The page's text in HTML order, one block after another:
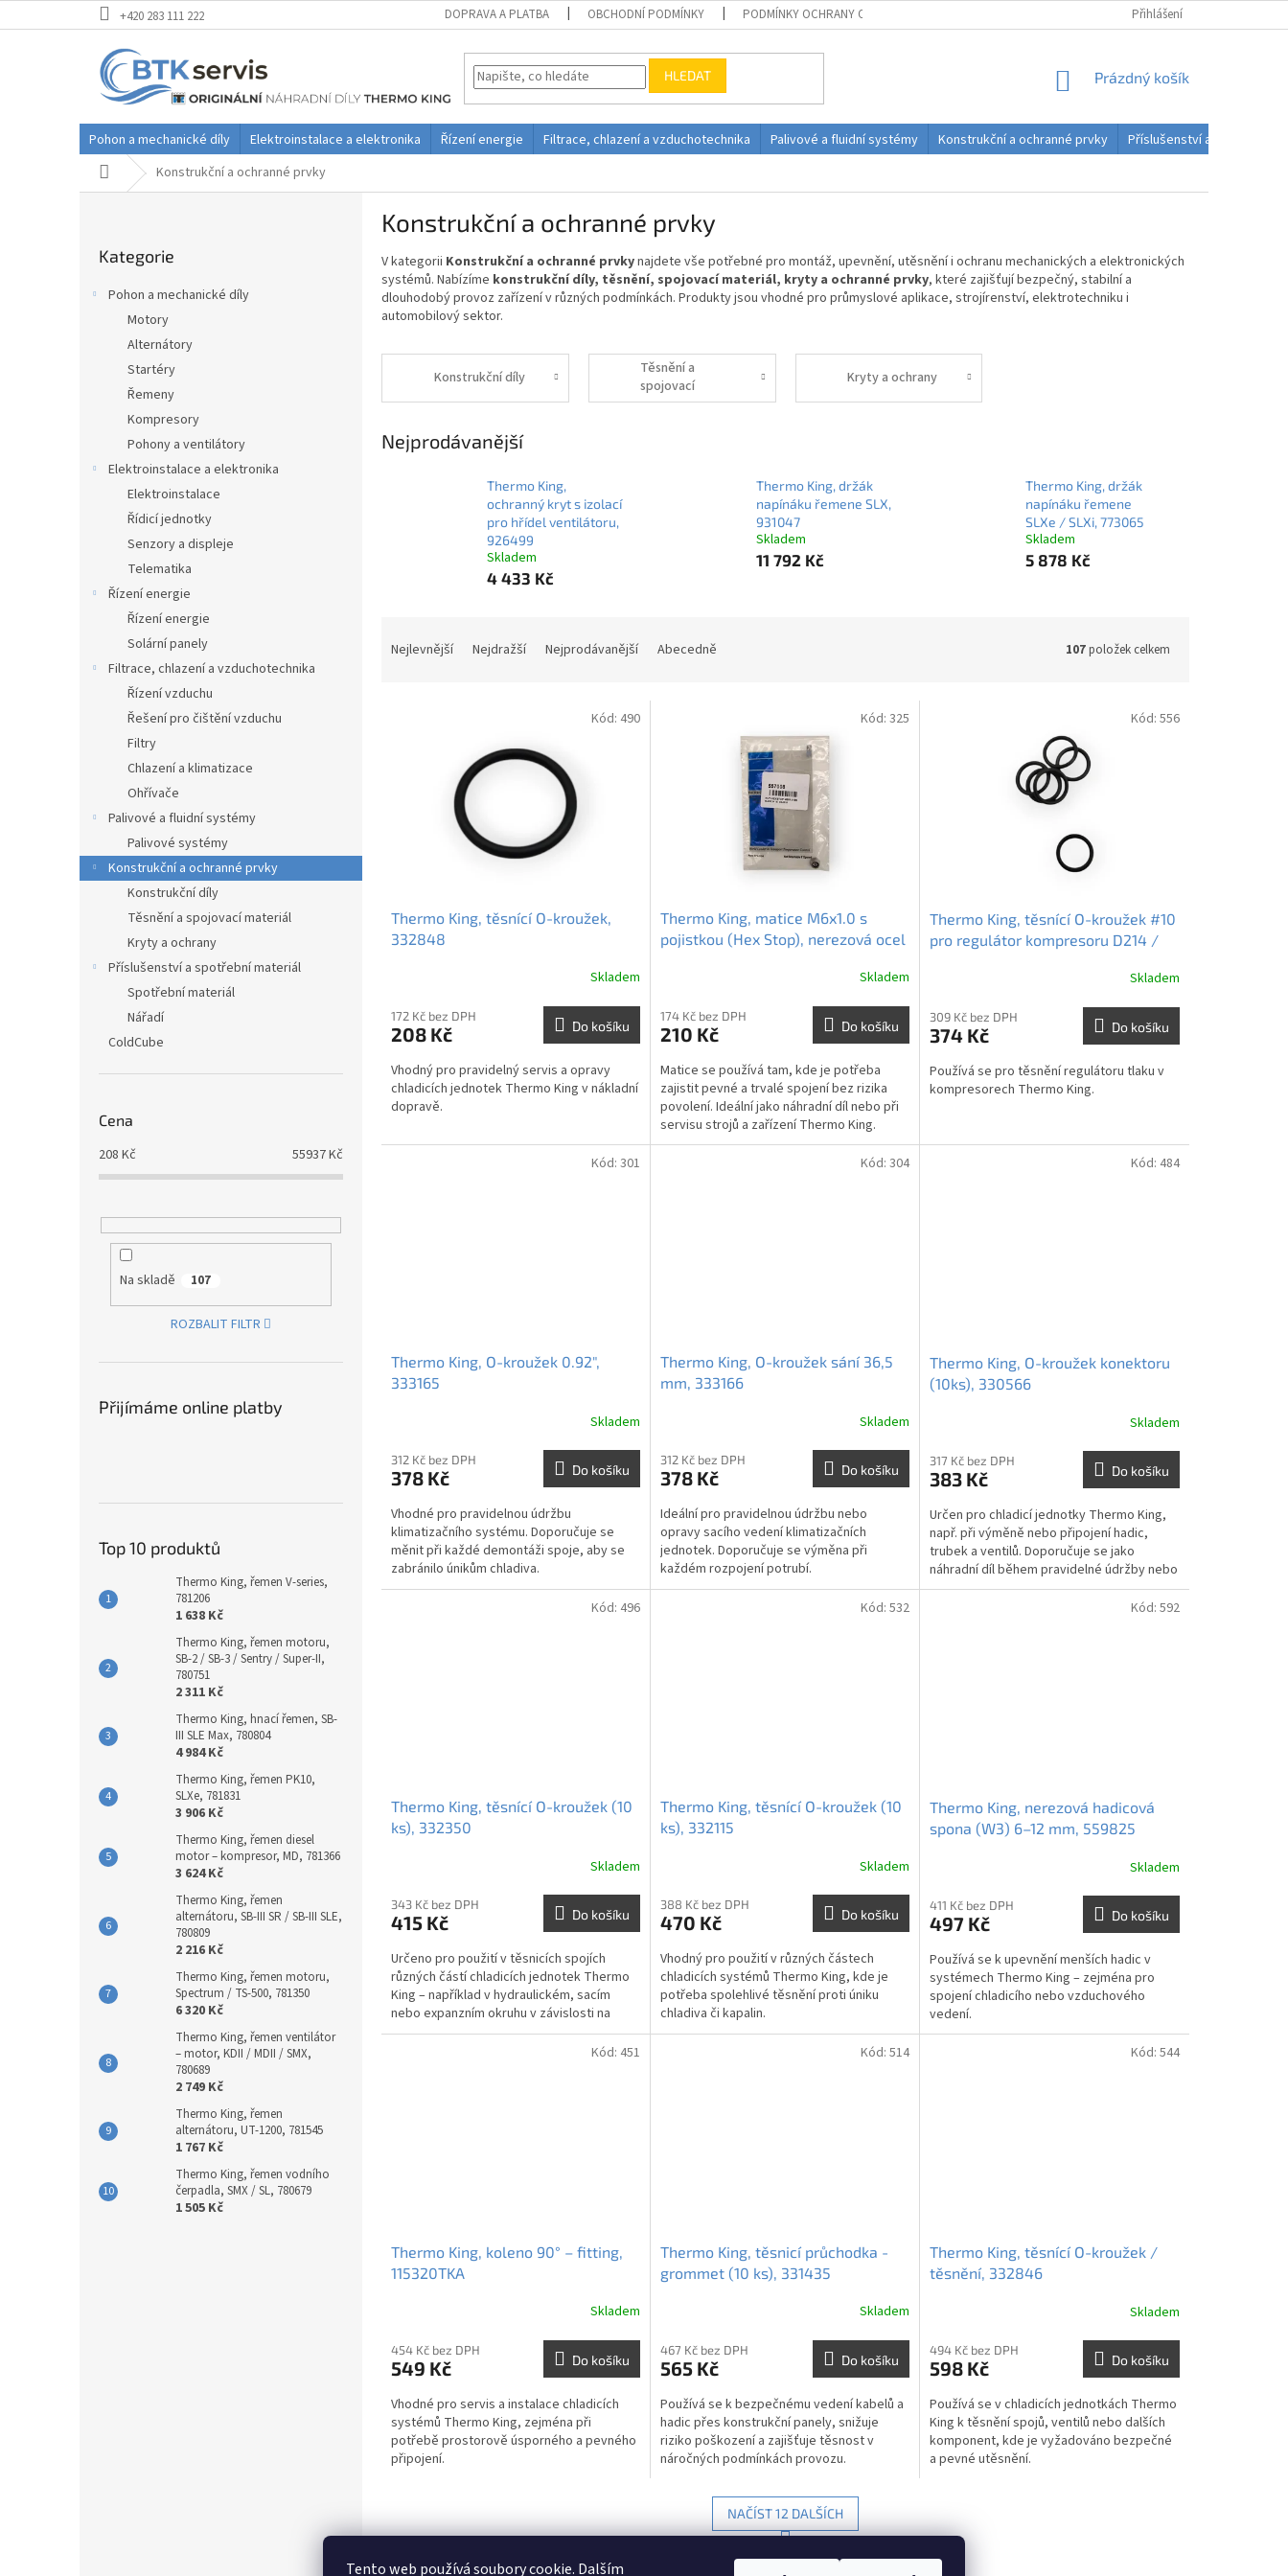
Tento web používá soubory cookie. Dalším
na
+420 283 111 222 DOPRAVA A PLATBA OBCHODNÍ PODMÍNKY PODMÍNKY OCHRANY OSOBNÍCH ÚDAJŮ PODMÍNKY ODSTOUPENÍ OD SMLOUVY DO 14 DNŮ
Přihlášení
HLEDAT
NÁKUPNÍ
Prázdný košík
Pohon a mechanické díly Elektroinstalace a elektronika Řízení energie Filtrace, chlazení a vzduchotechnika Palivové a fluidní systémy Konstrukční a ochranné prvky
Příslušenství a spotřební
Domů Konstrukční a ochranné prvky
kategorie
Kategorie
Pohon a mechanické díly
Motory
Alternátory
Startéry
Řemeny
Kompresory
Pohony a ventilátory
Elektroinstalace a elektronika
Elektroinstalace
Řídicí jednotky
Senzory a displeje
Telematika
Řízení energie
Řízení energie
Solární panely
Filtrace, chlazení a vzduchotechnika
Řízení vzduchu
Řešení pro čištění vzduchu
Filtry
Chlazení a klimatizace
Ohřívače
Palivové a fluidní systémy
Palivové systémy
Konstrukční a ochranné prvky
Konstrukční díly
Těsnění a spojovací materiál
Kryty a ochrany
Příslušenství a spotřební materiál
Spotřební materiál
Nářadí
ColdCube
Cena
208 Kč 55937Kč
Na skladě 107
ROZBALIT FILTR
Přijímáme online platby
Top 10 produktů
Thermo King, řemen V-series,
781206
1 638 Kč
Thermo King, řemen motoru,
SB-2 / SB-3 / Sentry / Super-II,
780751
2 311 Kč
Thermo King, hnací řemen, SB-
III SLE Max, 780804
4 984 Kč
Thermo King, řemen PK10,
SLXe, 781831
3 906 Kč
Thermo King, řemen diesel
motor – kompresor, MD, 781366
3 624 Kč
Thermo King, řemen
alternátoru, SB-III SR / SB-III SLE,
780809
2 216 Kč
Thermo King, řemen motoru,
Spectrum / TS-500, 781350
6 320 Kč
Thermo King, řemen ventilátor
– motor, KDII / MDII / SMX,
780689
2 749 Kč
Thermo King, řemen
alternátoru, UT-1200, 781545
1 767 Kč
Thermo King, řemen vodního
čerpadla, SMX / SL, 780679
1 505 Kč
Konstrukční a ochranné prvky
Vkategorii Konstrukčnía ochranné prvkynajdete vše potřebné pro montáž, upevnění, utěsněníi ochranu mechanických a elektronických
systémů. Nabízíme konstrukčnídíly, těsnění, spojovacímateriál, kryty a ochranné prvky, které zajišťujíbezpečný, stabilnía
dlouhodobýprovoz zařízenívrůzných podmínkách. Produktyjsou vhodné pro průmyslové aplikace, strojírenství, elektrotechniku i
automobilovýsektor.
Konstrukční díly
Těsnění a
spojovací
materiál
Kryty a ochrany
Nejprodávanější
Thermo King,
ochranný kryt s izolací
pro hřídel ventilátoru,
926499
Skladem
4 433 Kč
Thermo King, držák
napínáku řemene SLX,
931047
Skladem
11 792 Kč
Thermo King, držák
napínáku řemene
SLXe / SLXi, 773065
Skladem
5 878 Kč
Nejlevnější Nejdražší Nejprodávanější Abecedně 107položek celkem
Thermo King, těsnící O-kroužek,
332848
Skladem
172 Kč bez DPH
208 Kč Do košíku
Vhodný pro pravidelný servis a opravy
chladicích jednotek Thermo King v nákladní
dopravě.
Kód: 490
Thermo King, matice M6x1.0 s
pojistkou (Hex Stop), nerezová ocel
Skladem
174 Kč bez DPH
210 Kč Do košíku
Matice se používá tam, kde je potřeba
zajistit pevné a trvalé spojení bez rizika
povolení. Ideální jako náhradní díl nebo při
servisu strojů a zařízení Thermo King.
Kód: 325
Thermo King, těsnící O-kroužek #10
pro regulátor kompresoru D214 /
Skladem
309 Kč bez DPH
374 Kč Do košíku
Používá se pro těsnění regulátoru tlaku v
kompresorech Thermo King.
Kód: 556
Thermo King, O-kroužek 0.92",
333165
Skladem
312 Kč bez DPH
378 Kč Do košíku
Vhodné pro pravidelnou údržbu
klimatizačního systému. Doporučuje se
měnit při každé demontáži spoje, aby se
zabránilo únikům chladiva.
Kód: 301
Thermo King, O-kroužek sání 36,5
mm, 333166
Skladem
312 Kč bez DPH
378 Kč Do košíku
Ideální pro pravidelnou údržbu nebo
opravy sacího vedení klimatizačních
jednotek. Doporučuje se výměna při
každém rozpojení potrubí.
Kód: 304
Thermo King, O-kroužek konektoru
(10ks), 330566
Skladem
317 Kč bez DPH
383 Kč Do košíku
Určen pro chladicí jednotky Thermo King,
např. při výměně nebo připojení hadic,
trubek a ventilů. Doporučuje se jako
náhradní díl během pravidelné údržby nebo
opravy spojů, kde...
Kód: 484
Thermo King, těsnící O-kroužek (10
ks), 332350
Skladem
343 Kč bez DPH
415 Kč Do košíku
Určeno pro použití v těsnicích spojích
různých částí chladicích jednotek Thermo
King – například v hydraulickém, sacím
nebo expanzním okruhu v závislosti na
konkrétním modelu....
Kód: 496
Thermo King, těsnící O-kroužek (10
ks), 332115
Skladem
388 Kč bez DPH
470 Kč Do košíku
Vhodný pro použití v různých částech
chladicích systémů Thermo King, kde je
potřeba spolehlivé těsnění proti úniku
chladiva či kapalin.
Kód: 532
Thermo King, nerezová hadicová
spona (W3) 6–12 mm, 559825
Skladem
411 Kč bez DPH
497 Kč Do košíku
Používá se k upevnění menších hadic v
systémech Thermo King – zejména pro
spojení chladicího nebo vzduchového
vedení.
Kód: 592
Thermo King, koleno 90° – fitting,
115320TKA
Skladem
454 Kč bez DPH
549 Kč Do košíku
Vhodné pro servis a instalace chladicích
systémů Thermo King, zejména při
potřebě prostorově úsporného a pevného
připojení.
Kód: 451
Thermo King, těsnicí průchodka -
grommet (10 ks), 331435
Skladem
467 Kč bez DPH
565 Kč Do košíku
Používá se k bezpečnému vedení kabelů a
hadic přes konstrukční panely, snižuje
riziko poškození a zajišťuje těsnost v
náročných podmínkách provozu.
Kód: 514
Thermo King, těsnící O-kroužek /
těsnění, 332846
Skladem
494 Kč bez DPH
598 Kč Do košíku
Používá se v chladicích jednotkách Thermo
King k těsnění spojů, ventilů nebo dalších
komponent, kde je vyžadováno bezpečné
a pevné utěsnění.
Kód: 544
O
NAČÍST 12 DALŠÍCH
S
t
r